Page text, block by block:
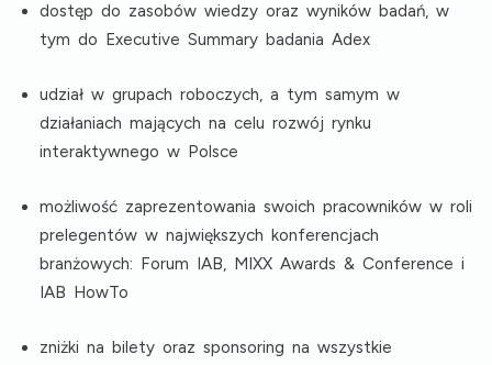
dostęp do zasobów wiedzy oraz wyników badań, w
tym do Executive Summary badania Adex
udział w grupach roboczych, a tym samym w
działaniach mających na celu rozwój rynku
interaktywnego w Polsce
możliwość zaprezentowania swoich pracowników w roli
prelegentów w największych konferencjach
branżowych: Forum IAB, MIXX Awards & Conference i
IAB HowTo
zniżki na bilety oraz sponsoring na wszystkie